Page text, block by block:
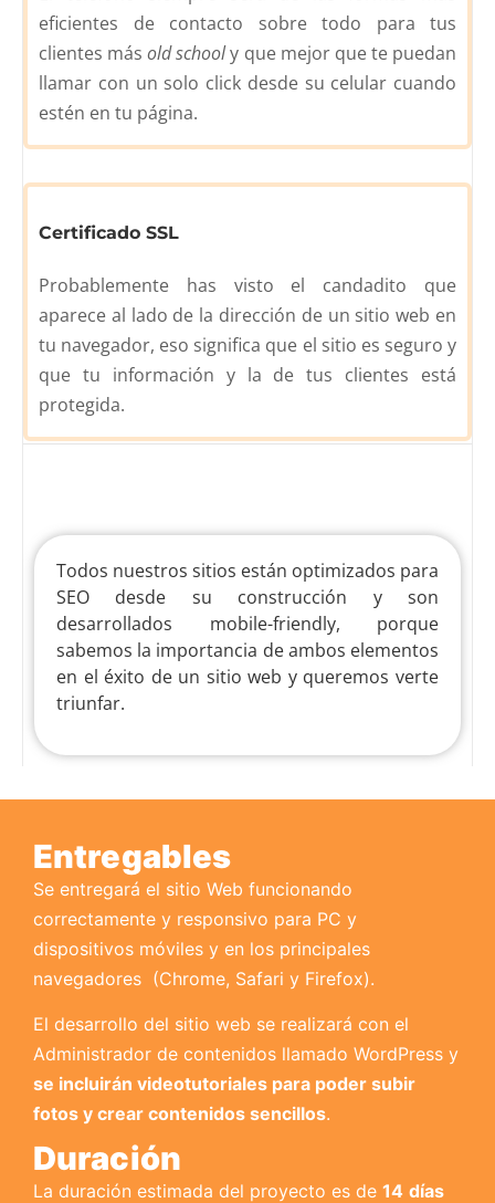
eficientes de contacto sobre todo para tus
clientes másold schooly que mejor que te puedan
llamar con un solo click desde su celular cuando
estén en tu página.
Certificado SSL
Probablemente has visto el candadito que
aparece al lado de la dirección de un sitio web en
tu navegador, eso significa que el sitio es seguro y
que tu información y la de tus clientes está
protegida.
Todos nuestros sitios están optimizados para
SEO desde su construcción y son
desarrollados mobile-friendly, porque
sabemos la importancia de ambos elementos
en el éxito de un sitio web y queremos verte
triunfar.
Entregables
Se entregará el sitio Web funcionando
correctamente y responsivo para PC y
dispositivos móviles y en los principales
navegadores (Chrome, Safari y Firefox).
El desarrollo del sitio web se realizará con el
Administrador de contenidos llamado WordPress y
se incluirán videotutoriales para poder subir
fotos y crear contenidos sencillos.
Duración
La duración estimada del proyecto es de 14 días